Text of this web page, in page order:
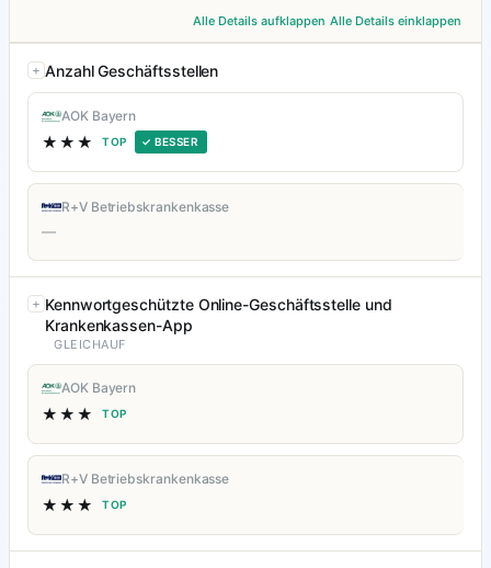
Alle Details aufklappen Alle Details einklappen
Anzahl Geschäftsstellen
AOK Bayern
★★★ TOP ✓ BESSER
R+V Betriebskrankenkasse
—
Kennwortgeschützte Online-Geschäftsstelle und
Krankenkassen-App
GLEICHAUF
AOK Bayern
★★★ TOP
R+V Betriebskrankenkasse
★★★ TOP